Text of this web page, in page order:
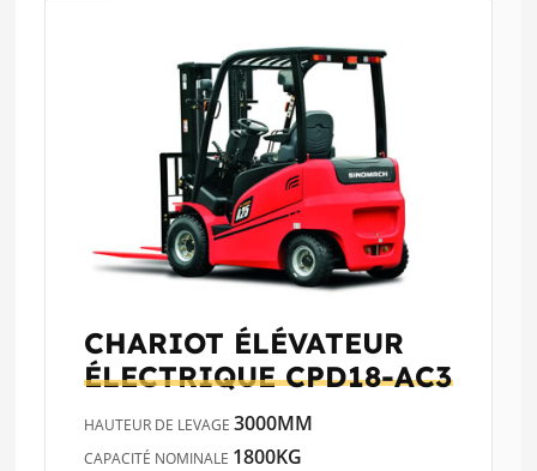
CHARIOT ÉLÉVATEUR
ÉLECTRIQUECPD18-AC3
HAUTEUR DE LEVAGE3000MM
CAPACITÉ NOMINALE 1800KG